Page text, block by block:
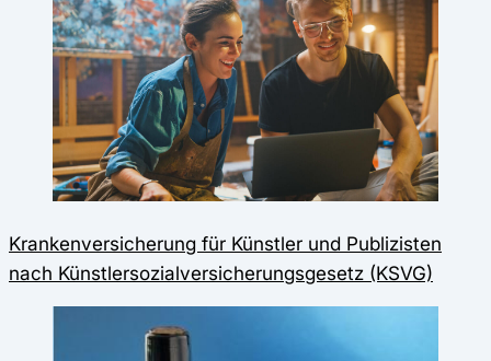
Krankenversicherung für Künstler und Publizisten
nach Künstlersozialversicherungsgesetz (KSVG)